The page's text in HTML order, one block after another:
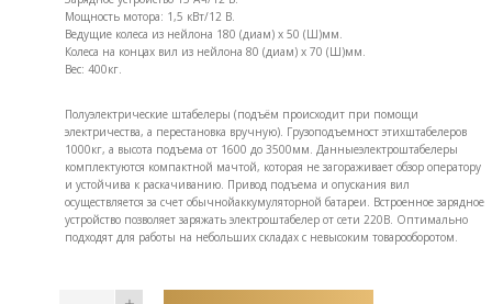
Мощность мотора: 1,5 кВт/12 В.
Ведущие колеса из нейлона 180 (диам) x 50 (Ш)мм.
Колеса на концах вил из нейлона 80 (диам) x 70 (Ш)мм.
Вес: 400кг.
Полуэлектрические штабелеры (подъём происходит при помощи
электричества, а перестановка вручную). Грузоподъемност этихштабелеров
1000кг, а высота подъема от 1600 до 3500мм. Данныеэлектроштабелеры
комплектуются компактной мачтой, которая не загораживает обзор оператору
и устойчива к раскачиванию. Привод подъема и опускания вил
осуществляется за счет обычнойаккумуляторной батареи. Встроенное зарядное
устройство позволяет заряжать электроштабелер от сети 220В. Оптимально
подходят для работы на небольших складах с невысоким товарооборотом.